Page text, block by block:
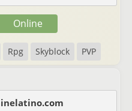
Rpg Skyblock PVP
Online